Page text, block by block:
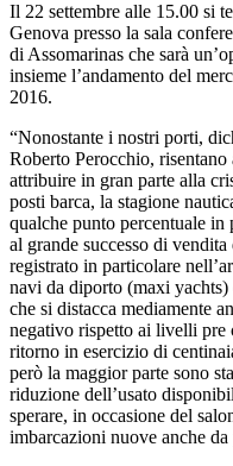
Il 22 settembre alle 15.00 si
Genova presso la sala
di Assomarinas che sarà
insieme l’andamento del
2016.
“Nonostante i nostri porti,
Roberto Perocchio,
attribuire in gran parte alla
posti barca, la stagione
qualche punto percentuale in
al grande successo di
registrato in particolare
navi da diporto (maxi
che si distacca mediamente
negativo rispetto ai livelli pre
ritorno in esercizio di
però la maggior parte sono
riduzione dell’usato
sperare, in occasione del
imbarcazioni nuove anche